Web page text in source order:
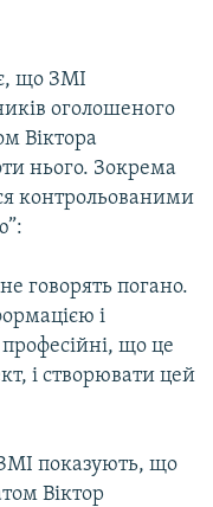
що ЗМІ
оголошеного
Віктора
нього. Зокрема
контрольованими
говорять погано.
і
професійні, що це
і створювати цей
показують, що
Віктор